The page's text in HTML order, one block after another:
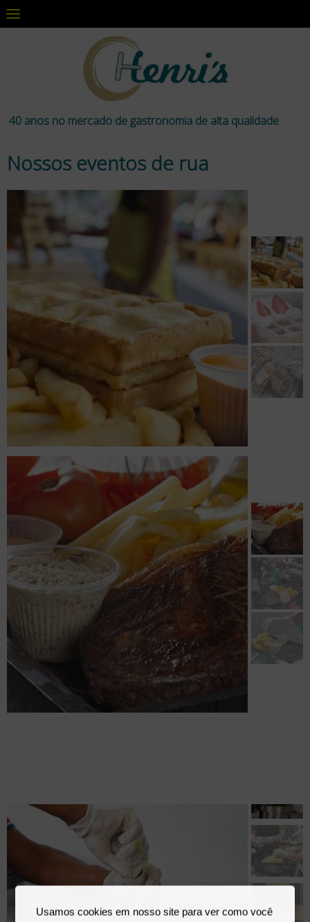
40 anos no mercado de gastronomia de alta qualidade
Nossos eventos de rua
Usamos cookies em nosso site para ver como você